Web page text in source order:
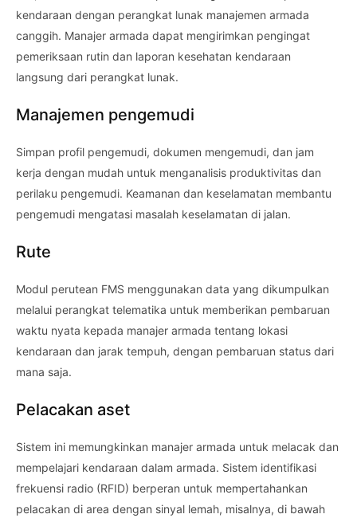
kendaraan dengan perangkat lunak manajemen armada
canggih. Manajer armada dapat mengirimkan pengingat
pemeriksaan rutin dan laporan kesehatan kendaraan
langsung dari perangkat lunak.
Manajemen pengemudi
Simpan profil pengemudi, dokumen mengemudi, dan jam
kerja dengan mudah untuk menganalisis produktivitas dan
perilaku pengemudi. Keamanan dan keselamatan membantu
pengemudi mengatasi masalah keselamatan di jalan.
Rute
Modul perutean FMS menggunakan data yang dikumpulkan
melalui perangkat telematika untuk memberikan pembaruan
waktu nyata kepada manajer armada tentang lokasi
kendaraan dan jarak tempuh, dengan pembaruan status dari
mana saja.
Pelacakan aset
Sistem ini memungkinkan manajer armada untuk melacak dan
mempelajari kendaraan dalam armada. Sistem identifikasi
frekuensi radio (RFID) berperan untuk mempertahankan
pelacakan di area dengan sinyal lemah, misalnya, di bawah